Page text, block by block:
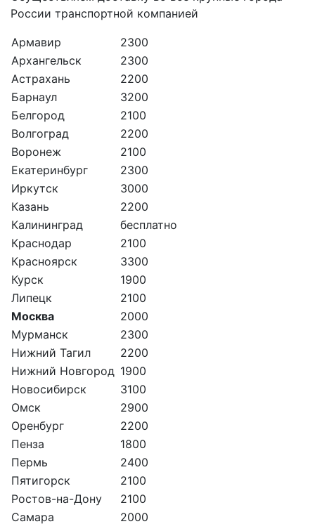
России транспортной компанией
Армавир
2300
Архангельск
2300
Астрахань
2200
Барнаул
3200
Белгород
2100
Волгоград
2200
Воронеж
2100
Екатеринбург
2300
Иркутск
3000
Казань
2200
Калининград
бесплатно
Краснодар
2100
Красноярск
3300
Курск
1900
Липецк
2100
Москва
2000
Мурманск
2300
Нижний Тагил
2200
Нижний Новгород 1900
Новосибирск
3100
Омск
2900
Оренбург
2200
Пенза
1800
Пермь
2400
Пятигорск
2100
Ростов-на-Дону
2100
Самара
2000